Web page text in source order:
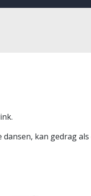
kan gedrag als